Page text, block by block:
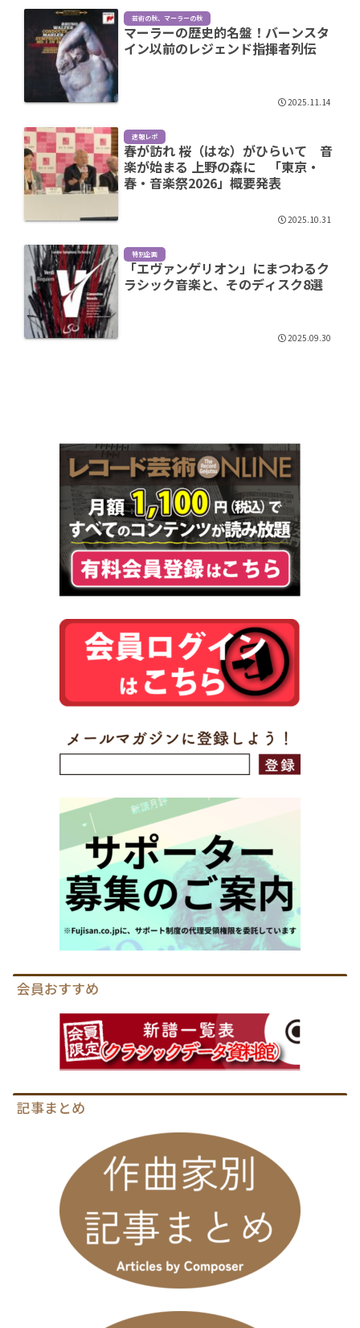
芸術の秋、マーラーの秋
マーラーの歴史的名盤！バーンスタ
イン以前のレジェンド指揮者列伝
2025.11.14
速報レポ
春が訪れ 桜（はな）がひらいて 音
楽が始まる 上野の森に 「東京・
春・音楽祭2026」概要発表
2025.10.31
特別企画
「エヴァンゲリオン」にまつわるク
ラシック音楽と、そのディスク8選
2025.09.30
会員おすすめ
記事まとめ